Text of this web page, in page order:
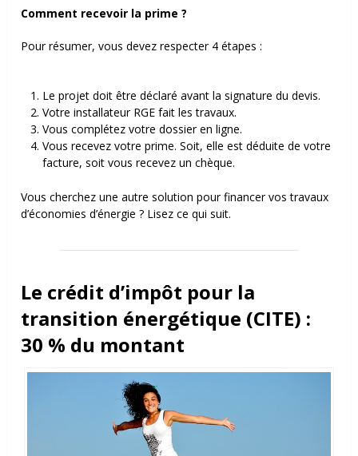
Comment recevoir la prime ?
Pour résumer, vous devez respecter 4 étapes :
Le projet doit être déclaré avant la signature du devis.
Votre installateur RGE fait les travaux.
Vous complétez votre dossier en ligne.
Vous recevez votre prime. Soit, elle est déduite de votre
facture, soit vous recevez un chèque.
Vous cherchez une autre solution pour financer vos travaux
d’économies d’énergie ? Lisez ce qui suit.
Le crédit d’impôt pour la
transition énergétique (CITE) :
30 % du montant